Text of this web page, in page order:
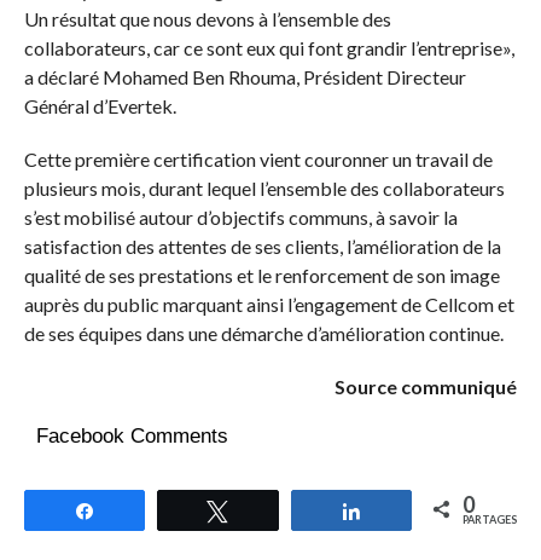
Un résultat que nous devons à l’ensemble des
collaborateurs, car ce sont eux qui font grandir l’entreprise»,
a déclaré Mohamed Ben Rhouma, Président Directeur
Général d’Evertek.
Cette première certification vient couronner un travail de
plusieurs mois, durant lequel l’ensemble des collaborateurs
s’est mobilisé autour d’objectifs communs, à savoir la
satisfaction des attentes de ses clients, l’amélioration de la
qualité de ses prestations et le renforcement de son image
auprès du public marquant ainsi l’engagement de Cellcom et
de ses équipes dans une démarche d’amélioration continue.
Source communiqué
Facebook Comments
Partagez 0
PARTAGES